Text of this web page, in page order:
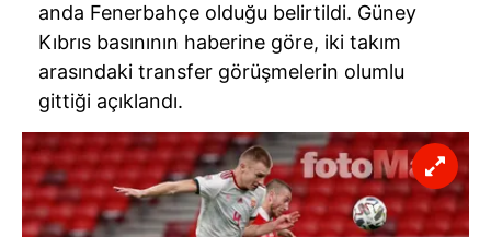
anda Fenerbahçe olduğu belirtildi. Güney
Kıbrıs basınının haberine göre, iki takım
arasındaki transfer görüşmelerin olumlu
gittiği açıklandı.